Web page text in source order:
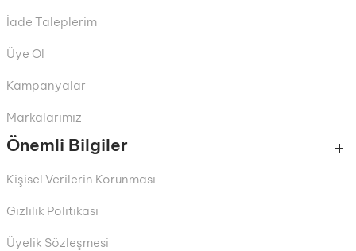
İade Taleplerim
Üye Ol
Kampanyalar
Markalarımız
Önemli Bilgiler
Kişisel Verilerin Korunması
Gizlilik Politikası
Üyelik Sözleşmesi